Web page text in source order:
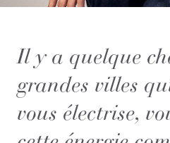
Il y a quelque
grandes villes
vous électrise,